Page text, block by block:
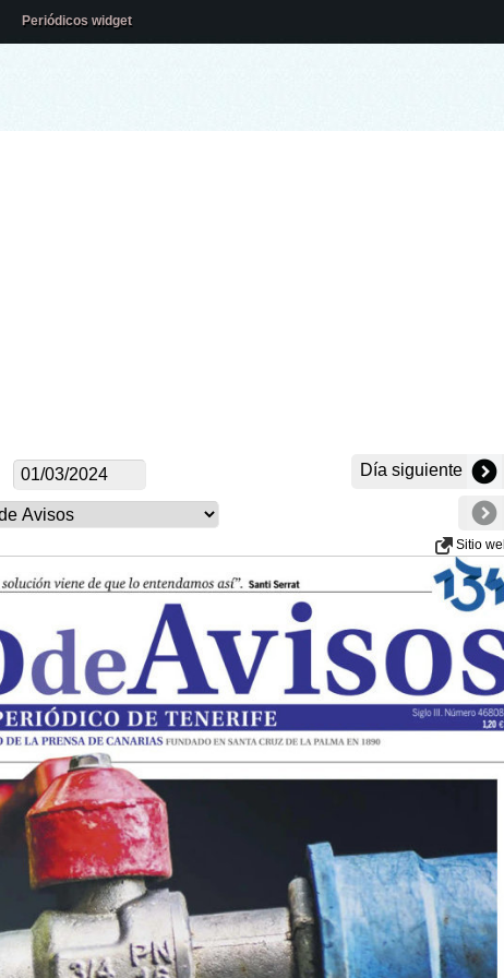
Periódicos widget
Día siguiente
Sitio